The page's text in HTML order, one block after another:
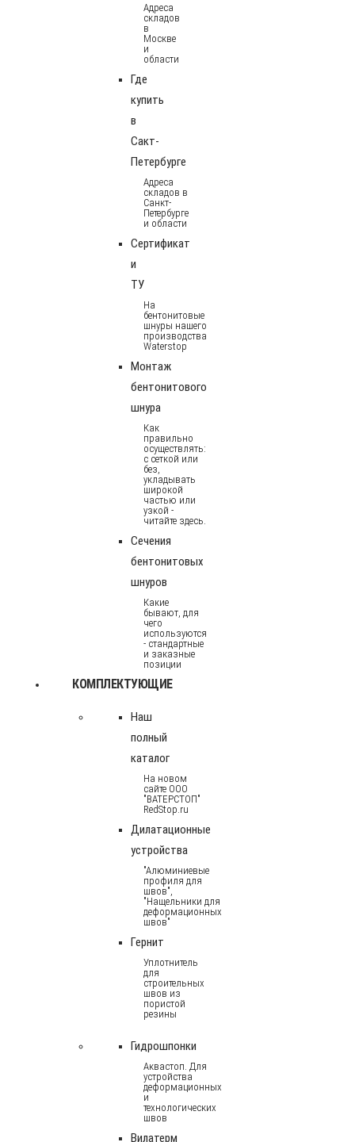
Адреса
складов
в
Москве
и
области
Где
купить
в
Сакт-
Петербурге
Адреса
складов в
Санкт-
Петербурге
и области
Сертификат
и
ТУ
На
бентонитовые
шнуры нашего
производства
Waterstop
Монтаж
бентонитового
шнура
Как
правильно
осуществлять:
с сеткой или
без,
укладывать
широкой
частью или
узкой -
читайте здесь.
Сечения
бентонитовых
шнуров
Какие
бывают, для
чего
используются
- стандартные
и заказные
позиции
КОМПЛЕКТУЮЩИЕ
Наш
полный
каталог
На новом
сайте ООО
"ВАТЕРСТОП"
RedStop.ru
Дилатационные
устройства
"Алюминиевые
профиля для
швов",
"Нащельники для
деформационных
швов"
Гернит
Уплотнитель
для
строительных
швов из
пористой
резины
Гидрошпонки
Аквастоп. Для
устройства
деформационных
и
технологических
швов
Вилатерм